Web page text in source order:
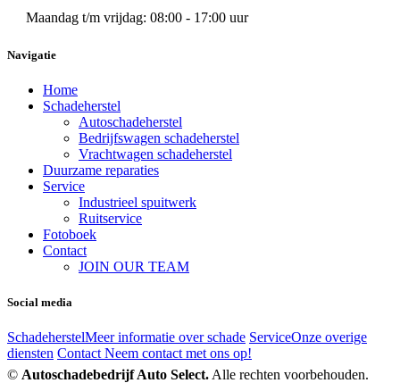
Maandag t/m vrijdag: 08:00 - 17:00 uur
Navigatie
Home
Schadeherstel
Autoschadeherstel
Bedrijfswagen schadeherstel
Vrachtwagen schadeherstel
Duurzame reparaties
Service
Industrieel spuitwerk
Ruitservice
Fotoboek
Contact
JOIN OUR TEAM
Social media
SchadeherstelMeer informatie over schade ServiceOnze overige
diensten Contact Neem contact met ons op!
© Autoschadebedrijf Auto Select. Alle rechten voorbehouden.